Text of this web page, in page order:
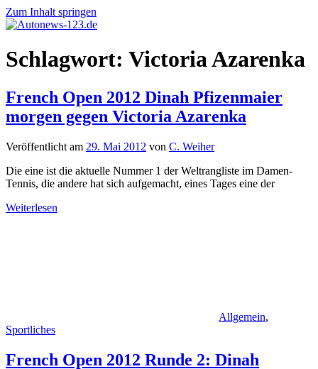
Zum Inhalt springen
Autonews-
123.de
Autonews
mit
Schlagwort: Victoria Azarenka
French Open 2012 Dinah Pfizenmaier
morgen gegen Victoria Azarenka
Veröffentlicht am 29. Mai 2012 von C. Weiher
Die eine ist die aktuelle Nummer 1 der Weltrangliste im Damen-
Tennis, die andere hat sich aufgemacht, eines Tages eine der
Weiterlesen
Allgemein,
Sportliches
French Open 2012 Runde 2: Dinah